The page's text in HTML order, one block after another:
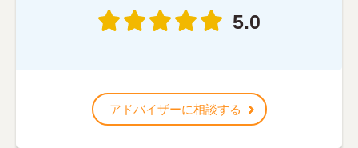
5.0
アドバイザーに相談する